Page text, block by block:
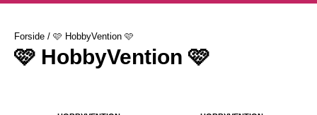
Forside / 🩷 HobbyVention 🩷
🩷 HobbyVention 🩷